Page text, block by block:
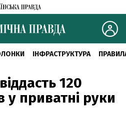
ІНФРАСТРУКТУРА
120
у приватні руки